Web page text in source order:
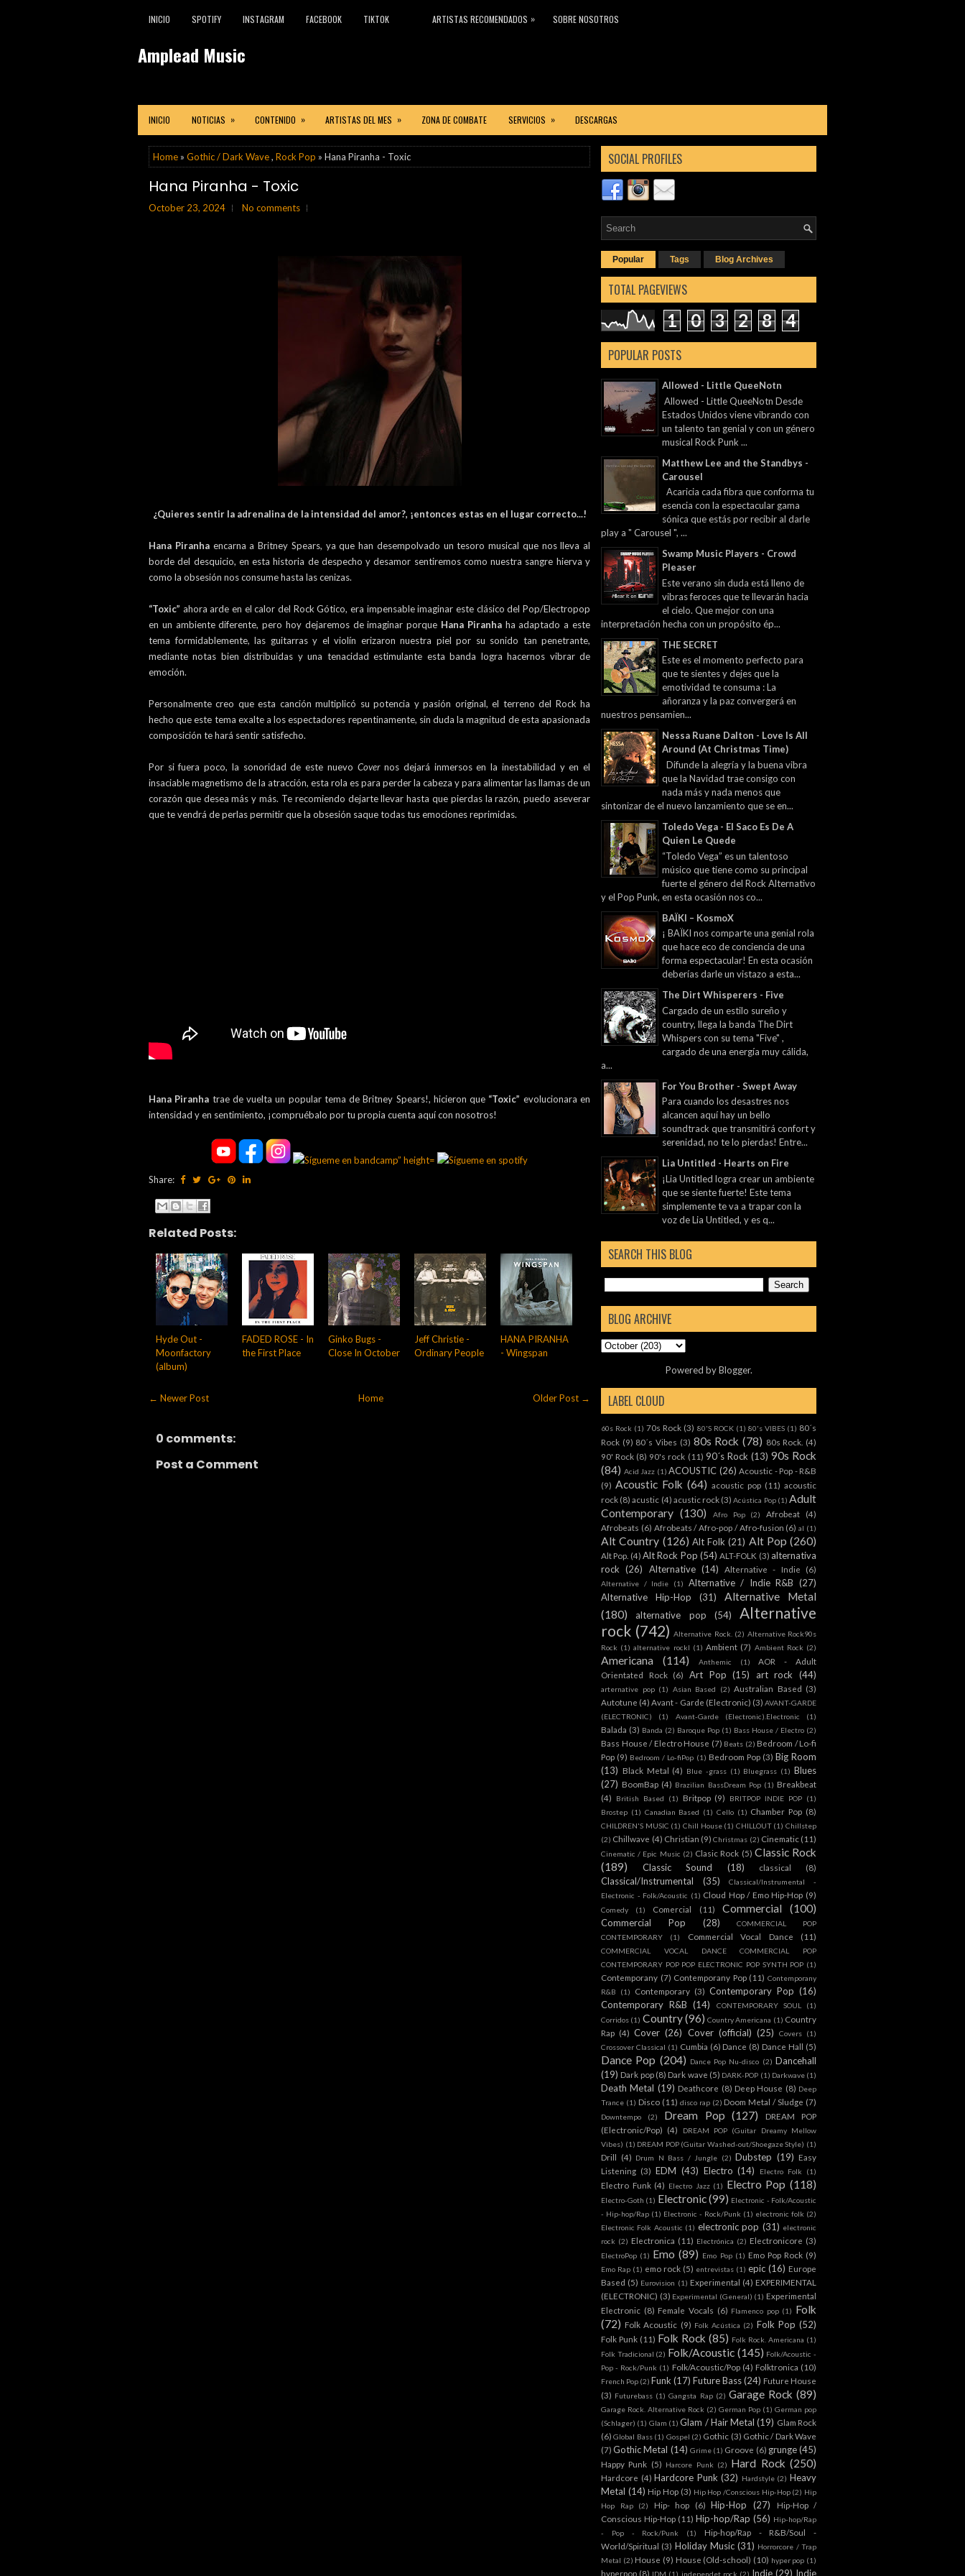
INICIO SPOTIFY INSTAGRAM FACEBOOK TIKTOK ARTISTAS RECOMENDADOS » SOBRE NOSOTROS
Amplead Music
INICIO NOTICIAS » CONTENIDO » ARTISTAS DEL MES » ZONA DE COMBATE SERVICIOS » DESCARGAS
Home » Gothic / Dark Wave, Rock Pop » Hana Piranha - Toxic
Hana Piranha - Toxic
October 23, 2024 No comments
¿Quieres sentir la adrenalina de la intensidad del amor?, ¡entonces estas en el lugar correcto...!
Hana Piranhaencarna a Britney Spears, ya que han desempolvado un tesoro musical que nos lleva al
borde del desquicio, en esta historia de despecho y desamor sentiremos como nuestra sangre hierva y
como la obsesión nos consume hasta las cenizas.
“Toxic” ahora arde en el calor del Rock Gótico, era impensable imaginar este clásico del Pop/Electropop
en un ambiente diferente, pero hoy dejaremos de imaginar porque Hana Piranhaha adaptado a este
tema formidablemente, las guitarras y el violín erizaron nuestra piel por su sonido tan penetrante,
mediante notas bien distribuidas y una tenacidad estimulante esta banda logra hacernos vibrar de
emoción.
Personalmente creo que esta canción multiplicó su potencia y pasión original, el terreno del Rock ha
hecho que este tema exalte a los espectadores repentinamente, sin duda la magnitud de esta apasionada
composición te hará sentir satisfecho.
Por si fuera poco, la sonoridad de este nuevo Covernos dejará inmersos en la inestabilidad y en el
insaciable magnetismo de la atracción, esta rola es para perder la cabeza y para alimentar las llamas de un
corazón que desea más y más. Te recomiendo dejarte llevar hasta que pierdas la razón, puedo aseverar
que te vendrá de perlas permitir que la obsesión saque todas tus emociones reprimidas.
Hana Piranha trae de vuelta un popular tema de Britney Spears!, hicieron que “Toxic” evolucionara en
intensidad y en sentimiento, ¡compruébalo por tu propia cuenta aquí con nosotros!
Share:
Related Posts:
Hyde Out -
Moonfactory
(album)
FADED ROSE - In
the First Place
Ginko Bugs -
Close In October
Jeff Christie -
Ordinary People
HANA PIRANHA
- Wingspan
← Newer Post Older Post →
Home
0 comments:
Post a Comment
SOCIAL PROFILES
Popular Tags Blog Archives
TOTAL PAGEVIEWS
1 0 3 2 8 4
POPULAR POSTS
Allowed - Little QueeNotn
Allowed - Little QueeNotn Desde
Estados Unidos viene vibrando con
un talento tan genial y con un género
musical Rock Punk ...
Matthew Lee and the Standbys -
Carousel
Acaricia cada fibra que conforma tu
esencia con la espectacular gama
sónica que estás por recibir al darle
play a " Carousel ", ...
Swamp Music Players - Crowd
Pleaser
Este verano sin duda está lleno de
vibras feroces que te llevarán hacia
el cielo. Que mejor con una
interpretación hecha con un propósito ép...
THE SECRET
Este es el momento perfecto para
que te sientes y dejes que la
emotividad te consuma : La
añoranza y la paz convergerá en
nuestros pensamien...
Nessa Ruane Dalton - Love Is All
Around (At Christmas Time)
Difunde la alegría y la buena vibra
que la Navidad trae consigo con
nada más y nada menos que
sintonizar de el nuevo lanzamiento que se en...
Toledo Vega - El Saco Es De A
Quien Le Quede
“Toledo Vega” es un talentoso
músico que tiene como su principal
fuerte el género del Rock Alternativo
y el Pop Punk, en esta ocasión nos co...
BAÏKI – KosmoX
¡ BAÏKI nos comparte una genial rola
que hace eco de conciencia de una
forma espectacular! En esta ocasión
deberías darle un vistazo a esta...
The Dirt Whisperers - Five
Cargado de un estilo sureño y
country, llega la banda The Dirt
Whispers con su tema "Five" ,
cargado de una energía muy cálida,
a...
For You Brother - Swept Away
Para cuando los desastres nos
alcancen aquí hay un bello
soundtrack que transmitirá confort y
serenidad, no te lo pierdas! Entre...
Lia Untitled - Hearts on Fire
¡Lia Untitled logra crear un ambiente
que se siente fuerte! Este tema
simplemente te va a trapar con la
voz de Lia Untitled, y es q...
SEARCH THIS BLOG
BLOG ARCHIVE
Powered byBlogger.
LABEL CLOUD
60s Rock (1) 70s Rock (3) 80'S ROCK (1) 80's VIBES (1) 80´s
Rock (9) 80´s Vibes (3) 80s Rock (78) 80s Rock. (4)
90' Rock (8) 90's rock (11) 90´s Rock (13) 90s Rock
(84) Acid Jazz (1) ACOUSTIC (26) Acoustic - Pop - R&B
(9) Acoustic Folk (64) acoustic pop (11) acoustic
rock (8) acustic (4) acustic rock (3) Acústica Pop (1) Adult
Contemporary (130) Afro Pop (2) Afrobeat
(4)
Afrobeats (6) Afrobeats / Afro-pop / Afro-fusion (6) al (1)
Alt Country (126) Alt Folk (21) Alt Pop (260)
Alt Pop. (4) Alt Rock Pop (54) ALT-FOLK (3) alternativa
rock (26) Alternative (14) Alternative - Indie (6)
Alternative / Indie (1) Alternative / Indie R&B (27)
Alternative Hip-Hop
(31)
Alternative Metal
(180)
alternative pop (54)
Alternative
rock (742) Alternative Rock. (2) Alternative Rock90s
Rock (1) alternative rockl (1) Ambient (7) Ambient Rock (2)
Americana (114) Anthemic (1)
AOR - Adult
Orientated Rock (6) Art Pop (15) art rock (44)
arternative pop (1) Asian Based (2) Australian Based (3)
Autotune (4) Avant - Garde (Electronic) (3) AVANT-GARDE
(ELECTRONIC)
(1) Avant-Garde (Electronic).Electronic (1)
Balada (3) Banda (2) Baroque Pop (1) Bass House / Electro (2)
Bass House / Electro House (7) Beats (2) Bedroom / Lo-fi
Pop (9) Bedroom / Lo-fiPop (1) Bedroom Pop (3) Big Room
(13) Black Metal (4) Blue -grass (1) Bluegrass (1) Blues
(27) BoomBap (4) Brazilian BassDream Pop (1) Breakbeat
(4)
British Based (1) Britpop (9) BRITPOP INDIE POP (1)
Brostep (1) Canadian Based (1) Cello (1) Chamber Pop (8)
CHILDREN'S MUSIC (1) Chill House (1) CHILLOUT (1) Chillstep
(2) Chillwave (4) Christian (9) Christmas (2) Cinematic (11)
Cinematic / Epic Music (2) Clasic Rock (5) Classic Rock
(189)
Classic Sound (18) classical (8)
Classical/Instrumental (35)
Classical/Instrumental -
Electronic - Folk/Acoustic (1) Cloud Hop / Emo Hip-Hop (9)
Comedy (1) Comercial (11) Commercial (100)
Commercial Pop (28)
COMMERCIAL POP
CONTEMPORARY
(1) Commercial Vocal Dance (11)
COMMERCIAL VOCAL DANCE COMMERCIAL POP
CONTEMPORARY POP POP ELECTRONIC POP SYNTH POP (1)
Contemporany (7) Contemporany Pop (11) Contemporany
R&B
(1) Contemporary (3) Contemporary Pop (16)
Contemporary R&B (14) CONTEMPORARY SOUL
(1)
Corridos (1) Country(96) Country Americana (1) Country
Rap (4) Cover (26) Cover (official) (25) Covers (1)
Crossover Classical (1) Cumbia (6) Dance (8) Dance Hall (5)
Dance Pop (204) Dance Pop Nu-disco (2) Dancehall
(19) Dark pop (8) Dark wave (5) DARK-POP (1) Darkwave (1)
Death Metal (19) Deathcore (8) Deep House (8) Deep
Trance (1) Disco (11) disco rap (2) Doom Metal / Sludge (7)
Downtempo (2) Dream Pop (127)
DREAM POP
(Electronic/Pop) (4)
DREAM POP (Guitar Dreamy Mellow
Vibes) (1) DREAM POP (Guitar Washed-out/Shoegaze Style) (1)
Drill (4) Drum N Bass / Jungle (2) Dubstep (19) Easy
Listening (3) EDM (43) Electro (14) Electro Folk (1)
Electro Funk (4) Electro Jazz (1) Electro Pop (118)
Electro-Goth (1) Electronic(99) Electronic - Folk/Acoustic
- Hip-hop/Rap (1) Electronic - Rock/Punk (1) electronic folk (2)
Electronic Folk Acoustic (1) electronic pop (31) electronic
rock (2) Electronica (11) Electrónica (2) Electronicore (3)
ElectroPop (1) Emo (89) Emo Pop (1) Emo Pop Rock (9)
Emo Rap (1) emo rock (5) entrevistas (1) epic (16) Europe
Based (5) Eurovision (1) Experimental (4) EXPERIMENTAL
(ELECTRONIC) (3) Experimental (General) (1) Experimental
Electronic (8) Female Vocals (6) Flamenco pop (1) Folk
(72) Folk Acoustic (9) Folk Acústica (2) Folk Pop (52)
Folk Punk (11) Folk Rock (85) Folk Rock. Americana (1)
Folk Tradicional (2) Folk/Acoustic (145) Folk/Acoustic -
Pop - Rock/Punk (1) Folk/Acoustic/Pop (4) Folktronica (10)
French Pop (2) Funk (17) Future Bass(24) Future House
(3) Futurebass (1) Gangsta Rap (2) Garage Rock (89)
Garage Rock. Alternative Rock (2) German Pop (1) German pop
(Schlager) (1) Glam (1) Glam / Hair Metal (19) Glam Rock
(6) Global Bass (1) Gospel (2) Gothic (3) Gothic / Dark Wave
(7) Gothic Metal (14) Grime (1) Groove (6) grunge (45)
Happy Punk (5) Harcore Punk (2) Hard Rock (250)
Hardcore (4) Hardcore Punk (32) Hardstyle (2) Heavy
Metal (14) Hip Hop (3) Hip Hop /Conscious Hip-Hop (2) Hip
Hop Rap
(2) Hip- hop (6) Hip-Hop (27)
Hip-Hop /
Conscious Hip-Hop (11) Hip-hop/Rap (56) Hip-hop/Rap
- Pop - Rock/Punk
(1)
Hip-hop/Rap - R&B/Soul -
World/Spiritual (3) Holiday Music (31) Horrorcore / Trap
Metal (2) House (9) House (Old-school) (10) hyper pop (1)
hyperpop (8) IDM (1) independet rock (2) Indie (29) Indie